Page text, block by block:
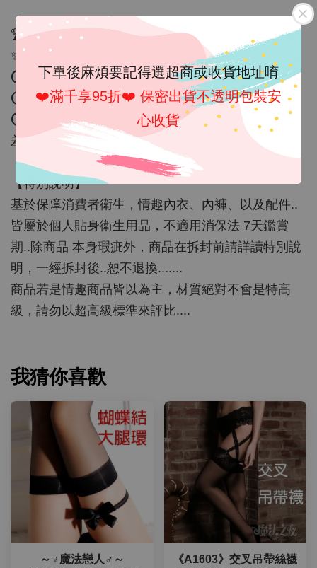
下單後麻煩要記得選超商或收貨地址唷
❤️滿千享95折❤️ 保密出貨不透明包裝安
心收貨
🏆榮獲蝦皮優選賣家！安心有保障🏆
✨✨歡迎蒞臨 魔法戀人
⭕️賣場商品均為現貨 可以直接下單
⭕️本店快速出貨 讓客人可以盡快收到商品
⭕️為提供買家優質購物體驗 商品皆為實拍 唯商品色
差會因個人顯示器而有所差異
【特別說明】
基於保障消費者衛生，情趣內衣、內褲、以及配件..
皆屬於個人貼身衛生用品，不適用消保法 7天鑑賞
期..除商品 本身瑕疵外，商品在拆封前請詳讀特別說
明，一經拆封後..恕不退換.......
商品若是情趣商品皆以為主，材質絕對不會是特高
級，請勿以超高級標準來評比....
我猜你喜歡
～♀魔法戀人♂～
《A1603》交叉吊帶絲襪